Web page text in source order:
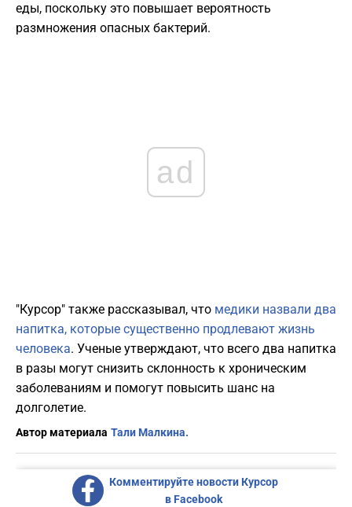
еды, поскольку это повышает вероятность
размножения опасных бактерий.
ad
"Курсор" также рассказывал, что медики назвали два
напитка, которые существенно продлевают жизнь
человека. Ученые утверждают, что всего два напитка
в разы могут снизить склонность к хроническим
заболеваниям и помогут повысить шанс на
долголетие.
Автор материала Тали Малкина.
Комментируйте новости Курсор
в Facebook